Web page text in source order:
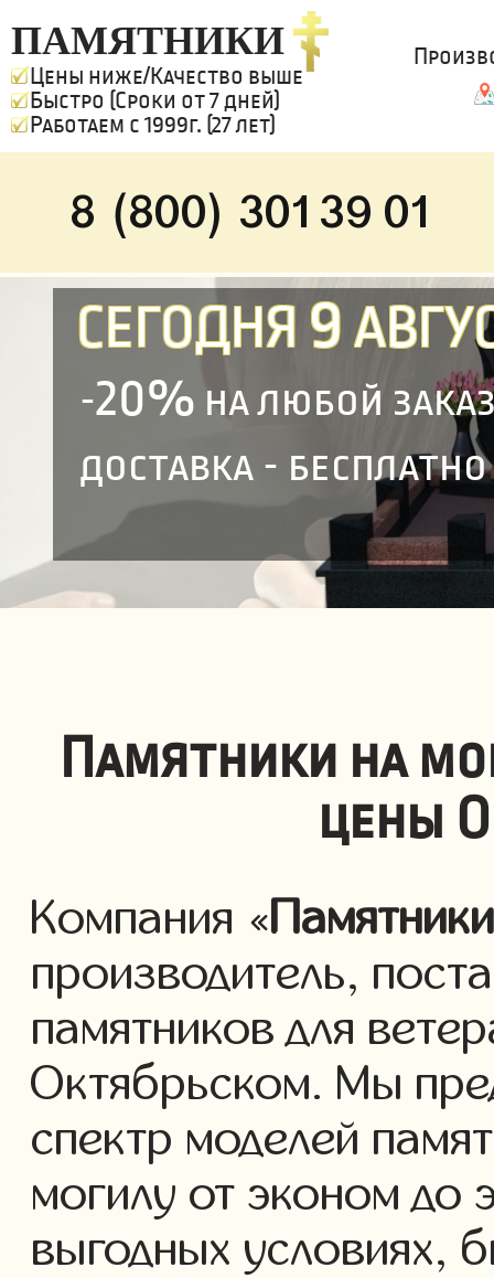
ПАМЯТНИКИ
Цены ниже/Качество выше
Быстро (Сроки от 7 дней)
Работаем с 1999г. (27 лет)
8 (800) 301 39 01
СЕГОДНЯ 9
-20% на любой
доставка - бесплатно
Памятники на
цены
Компания «Памятники
производитель,
памятников для
Октябрьском. Мы
спектр моделей
могилу от эконом до
выгодных условиях,